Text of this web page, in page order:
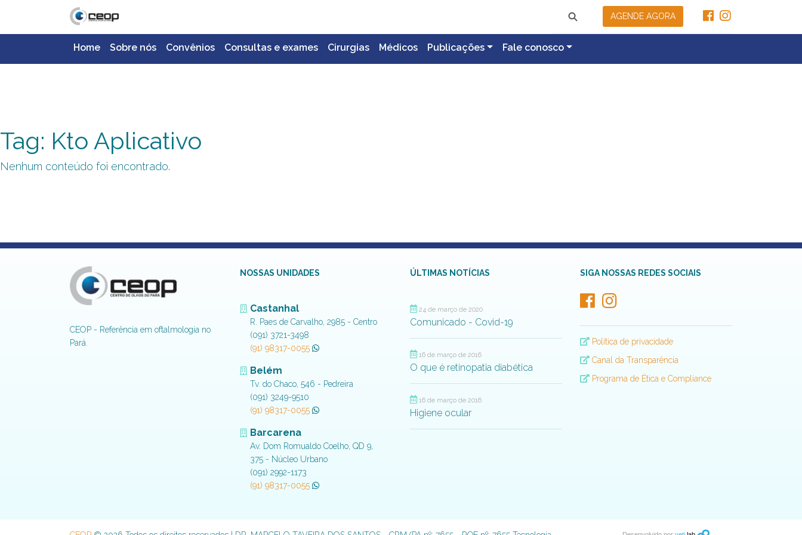
AGENDE AGORA
Home Sobre nós Convênios Consultas e exames Cirurgias Médicos Publicações Fale conosco
Tag: Kto Aplicativo
Nenhum conteúdo foi encontrado.
CEOP - Referência em oftalmologia no
Pará.
NOSSAS UNIDADES
Castanhal
R. Paes de Carvalho, 2985 - Centro
(091) 3721-3498
(91) 98317-0055
Belém
Tv. do Chaco, 546 - Pedreira
(091) 3249-9510
(91) 98317-0055
Barcarena
Av. Dom Romualdo Coelho, QD 9,
375 - Núcleo Urbano
(091) 2992-1173
(91) 98317-0055
ÚLTIMAS NOTÍCIAS
24 de março de 2020
Comunicado - Covid-19
16 de março de 2016
O que é retinopatia diabética
16 de março de 2016
Higiene ocular
SIGA NOSSAS REDES SOCIAIS
Política de privacidade
Canal da Transparência
Programa de Ética e Compliance